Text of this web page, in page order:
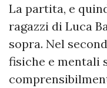
La partita, e
ragazzi di Luca
sopra. Nel
fisiche e mentali